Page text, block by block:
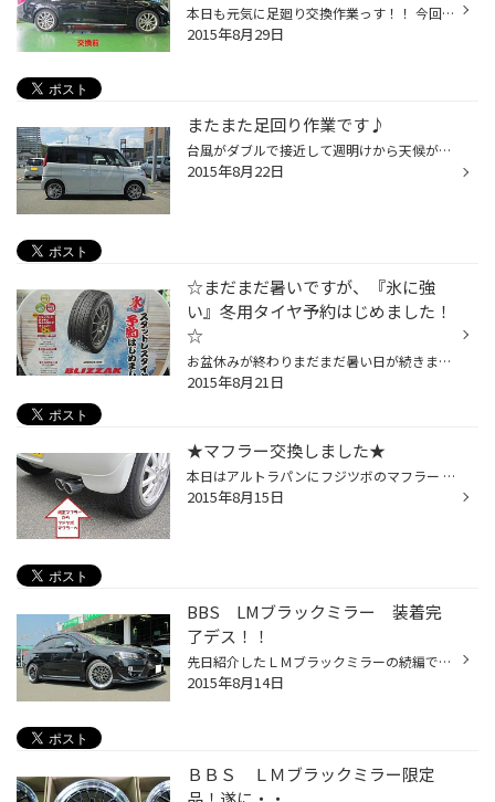
本日も元気に足廻り交換作業っす！！ 今回作業させて頂いたお車はマークXでございます。 取り付け前の写真は何とか撮影できましたが、装着後の写真が・・・。 バッテリー切れで撮影ができませんでした・・・・・・・・(汗) 申し訳ございません。 次回はバッチリ撮影してアップします☆ まだまだ暑い...
2015年8月29日
またまた足回り作業です♪
台風がダブルで接近して週明けから天候が荒れそうですね。 皆さん外出される時はお気をつけてお出かけ下さい。 さて本日はスズキの軽自動車スペーシアにテインの車高調を取り付け致しました。 インチアップされていたので車体が腰高に見えてしまっていました。 今回は『ＴＥＩＮ ストリートＦＬＥ...
2015年8月22日
☆まだまだ暑いですが、『氷に強
い』冬用タイヤ予約はじめました！
☆
お盆休みが終わりまだまだ暑い日が続きますが、秋はすぐそこまで やってきてますよ～。 ってな理由で、『氷に強い』冬用タイヤの予約を本格的にはじめました♪ 店内にも冬用タイヤコーナーを設置しましたので涼しくなられたい方は 是非ご覧になってあげて下さい☆ ブリヂストンの発泡ゴムを体感できる...
2015年8月21日
★マフラー交換しました★
本日はアルトラパンにフジツボのマフラー 「ＡＵＴＨＯＲＩＺＥ Ｋ」を装着しました。 純正のおとなしいマフラーから迫力のデュアル出しになったので かなり男前に変身しました。 もちろん車検対応ですので安心してドレスアップ出来ますよ！ マフラー交換も当店にお任せ下さい！ 詳しくはスタッフ...
2015年8月15日
BBS LMブラックミラー 装着完
了デス！！
先日紹介したＬＭブラックミラーの続編です。 装着車両 スバルＷＲＸ-Ｓ４ 新車！ 車高はノーマル 純正のサイズと同じ１８インチをチョイスです。 車高調は装着予定ですが・・ＦＬＥＸ-Ａが発売前なんです（涙） 装着が完了したらまたアップいたします。 ど～ですか？ブラックボディーにブラック...
2015年8月14日
ＢＢＳ ＬＭブラックミラー限定